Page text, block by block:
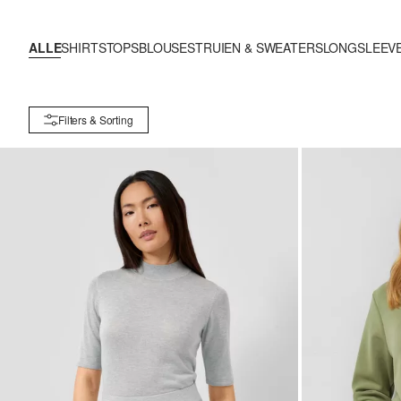
ALLESHIRTSTOPSBLOUSESTRUIEN & SWEATERS
Filters & Sorting